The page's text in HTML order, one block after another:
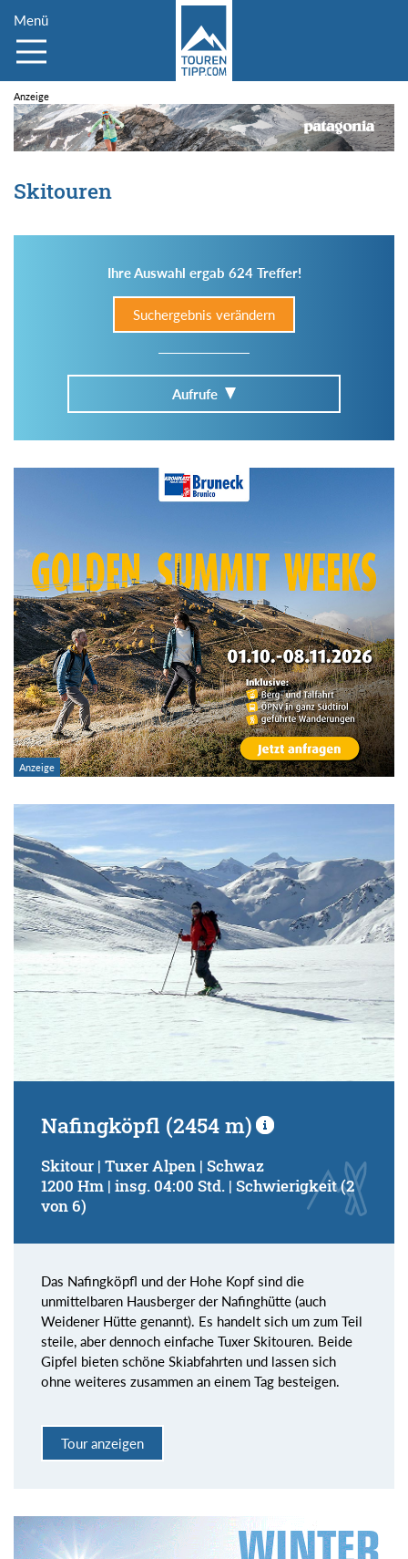
Menü
Skitouren
Ihre Auswahl ergab 624 Treffer!
Suchergebnis verändern
Aufrufe
Im Tourenarchiv suchen
Region:
Gebirge:
Art der Tour:
Schwierigkeitsgrad:
von
bis
Kondition (Tourdauer):
von
bis
Suchbegriff:
Nafingköpfl (2454 m)
Skitour | Tuxer Alpen | Schwaz
1200 Hm | insg. 04:00 Std. | Schwierigkeit (2
von 6)
Das Nafingköpfl und der Hohe Kopf sind die
unmittelbaren Hausberger der Nafinghütte (auch
Weidener Hütte genannt). Es handelt sich um zum Teil
steile, aber dennoch einfache Tuxer Skitouren. Beide
Gipfel bieten schöne Skiabfahrten und lassen sich
ohne weiteres zusammen an einem Tag besteigen.
Tour anzeigen